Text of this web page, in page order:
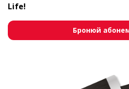
Life!
Бронюй